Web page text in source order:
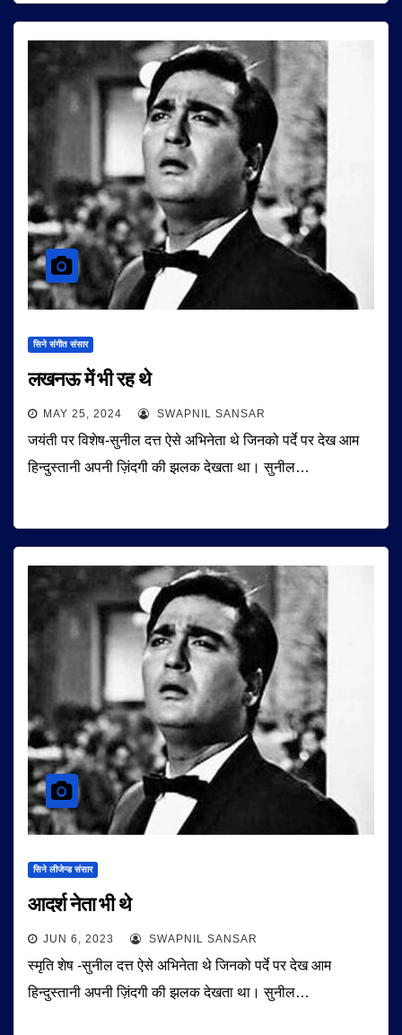
सिने संगीत संसार
लखनऊ में भी रह थे
MAY 25, 2024 SWAPNIL SANSAR
जयंती पर विशेष-सुनील दत्त ऐसे अभिनेता थे जिनको पर्दे पर देख आम
हिन्दुस्तानी अपनी ज़िंदगी की झलक देखता था। सुनील…
सिने लीजेन्ड संसार
आदर्श नेता भी थे
JUN 6, 2023 SWAPNIL SANSAR
स्मृति शेष -सुनील दत्त ऐसे अभिनेता थे जिनको पर्दे पर देख आम
हिन्दुस्तानी अपनी ज़िंदगी की झलक देखता था। सुनील…